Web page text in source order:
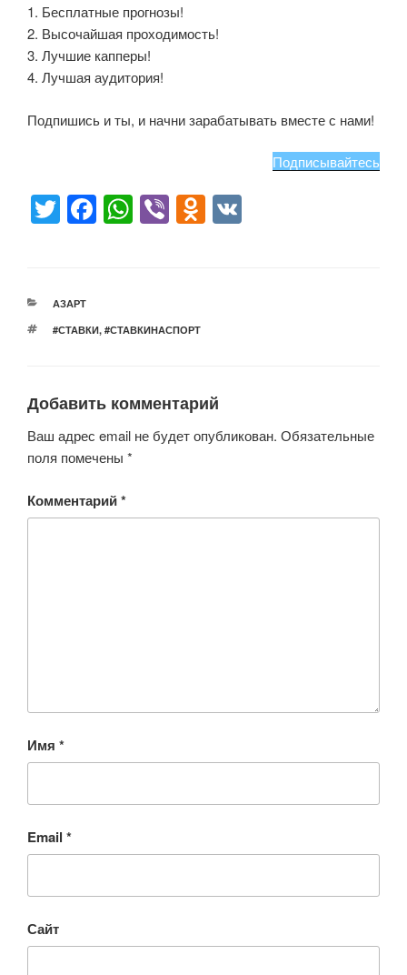
1. Бесплатные прогнозы!
2. Высочайшая проходимость!
3. Лучшие капперы!
4. Лучшая аудитория!
Подпишись и ты, и начни зарабатывать вместе с нами!
Подписывайтесь
T
wi
er
F
a
b
k
W
h
A
Vi
b
O
d
ni
ki
РУБРИКИ
АЗАРТ
МЕТКИ
#СТАВКИ, #СТАВКИНАСПОРТ
Добавить комментарий
Ваш адрес email не будет опубликован. Обязательные
поля помечены *
Комментарий*
Имя *
Email *
Сайт